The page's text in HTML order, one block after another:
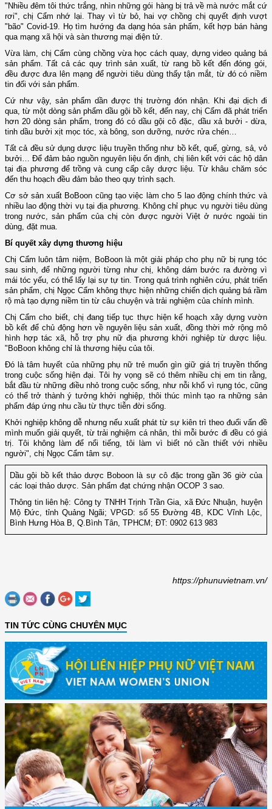
"Nhiều đêm tôi thức trắng, nhìn những gói hàng bị trả về mà nước mắt cứ
rơi", chị Cẩm nhớ lại. Thay vì từ bỏ, hai vợ chồng chị quyết định vượt
"bão" Covid-19. Họ tìm hướng đa dạng hóa sản phẩm, kết hợp bán hàng
qua mạng xã hội và sàn thương mại điện tử.
Vừa làm, chị Cẩm cùng chồng vừa học cách quay, dựng video quảng bá
sản phẩm. Tất cả các quy trình sản xuất, từ rang bồ kết đến đóng gói,
đều được đưa lên mạng để người tiêu dùng thấy tận mắt, từ đó có niềm
tin đối với sản phẩm.
Cứ như vậy, sản phẩm dần được thị trường đón nhận. Khi đại dịch đi
qua, từ một dòng sản phẩm dầu gội bồ kết, đến nay, chị Cẩm đã phát triển
hơn 20 dòng sản phẩm, trong đó có dầu gội cô đặc, dầu xả bưởi - dừa,
tinh dầu bưởi xịt mọc tóc, xà bông, son dưỡng, nước rửa chén…
Tất cả đều sử dụng dược liệu truyền thống như bồ kết, quế, gừng, sả, vỏ
bưởi… Để đảm bảo nguồn nguyên liệu ổn định, chị liên kết với các hộ dân
tại địa phương để trồng và cung cấp cây dược liệu. Từ khâu chăm sóc
đến thu hoạch đều đảm bảo theo quy trình sạch.
Cơ sở sản xuất BoBoon cũng tạo việc làm cho 5 lao động chính thức và
nhiều lao động thời vụ tại địa phương. Không chỉ phục vụ người tiêu dùng
trong nước, sản phẩm của chị còn được người Việt ở nước ngoài tin
dùng, đặt mua.
Bí quyết xây dựng thương hiệu
Chị Cẩm luôn tâm niệm, BoBoon là một giải pháp cho phụ nữ bị rụng tóc
sau sinh, để những người từng như chị, không dám bước ra đường vì
mái tóc yếu, có thể lấy lại sự tự tin. Trong quá trình nghiên cứu, phát triển
sản phẩm, chị Ngọc Cẩm không thực hiện những chiến dịch quảng bá rầm
rộ mà tạo dựng niềm tin từ câu chuyện và trải nghiệm của chính mình.
Chị Cẩm cho biết, chị đang tiếp tục thực hiện kế hoạch xây dựng vườn
bồ kết để chủ động hơn về nguyên liệu sản xuất, đồng thời mở rộng mô
hình hợp tác xã, hỗ trợ phụ nữ địa phương khởi nghiệp từ dược liệu.
"BoBoon không chỉ là thương hiệu của tôi.
Đó là tâm huyết của những phụ nữ trẻ muốn gìn giữ giá trị truyền thống
trong cuộc sống hiện đại. Tôi hy vọng sẽ có thêm nhiều chị em tin rằng,
bắt đầu từ những điều nhỏ trong cuộc sống, như nỗi khổ vì rụng tóc, cũng
có thể trở thành ý tưởng khởi nghiệp, thôi thúc mình tạo ra những sản
phẩm đáp ứng nhu cầu từ thực tiễn đời sống.
Khởi nghiệp không dễ nhưng nếu xuất phát từ sự kiên trì theo đuổi vấn đề
mình muốn giải quyết, từ trải nghiệm cá nhân, thì mỗi bước đi đều có giá
trị. Tôi không làm để nổi tiếng, tôi làm vì biết nó cần thiết với nhiều
người", chị Ngọc Cẩm tâm sự.
Dầu gội bồ kết thảo dược Boboon là sự cô đặc trong gần 36 giờ của
các loại thảo dược. Sản phẩm đạt chứng nhận OCOP 3 sao.
Thông tin liên hệ: Công ty TNHH Trịnh Trần Gia, xã Đức Nhuận, huyện
Mộ Đức, tỉnh Quảng Ngãi; VPGD: số 55 Đường 4B, KDC Vĩnh Lộc,
Bình Hưng Hòa B, Q.Bình Tân, TPHCM; ĐT: 0902 613 983
https://phunuvietnam.vn/
TIN TỨC CÙNG CHUYÊN MỤC